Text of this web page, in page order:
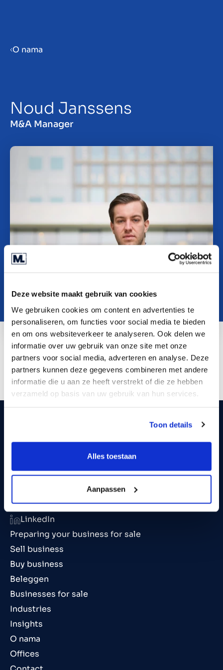
Deze website maakt gebruik van cookies
We gebruiken cookies om content en advertenties te
personaliseren, om functies voor social media te bieden
en om ons websiteverkeer te analyseren. Ook delen we
informatie over uw gebruik van onze site met onze
partners voor social media, adverteren en analyse. Deze
partners kunnen deze gegevens combineren met andere
informatie die u aan ze heeft verstrekt of die ze hebben
verzameld op basis van uw gebruik van hun services.
Toon details
Alles toestaan
Aanpassen
Sell your business
Beleggen
Insights
O nama
Contact
O nama
Noud Janssens
M&A Manager
LinkedIn
Preparing your business for sale
Sell business
Buy business
Beleggen
Businesses for sale
Industries
Insights
O nama
Offices
info@marktlink.com
+385 (0) 91 605 3780
LinkedIn